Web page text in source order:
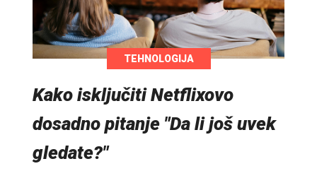
TEHNOLOGIJA
Kako isključiti Netflixovo
dosadno pitanje "Da li još uvek
gledate?"